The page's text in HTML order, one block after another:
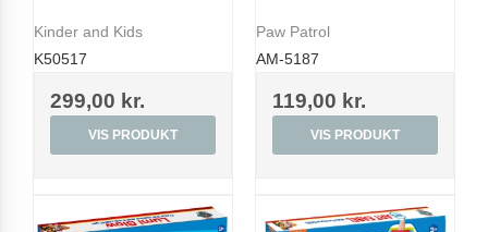
Kinder and Kids
K50517
299,00 kr.
VIS PRODUKT
Paw Patrol
AM-5187
119,00 kr.
VIS PRODUKT